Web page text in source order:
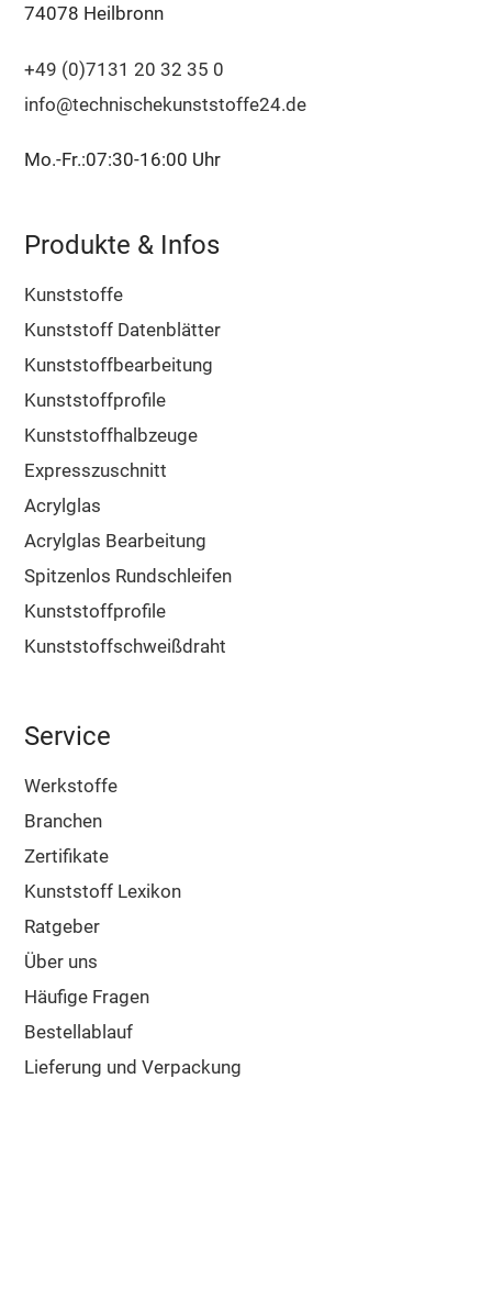
74078 Heilbronn
+49 (0)7131 20 32 35 0
info@technischekunststoffe24.de
Mo.-Fr.:07:30-16:00 Uhr
Produkte & Infos
Kunststoffe
Kunststoff Datenblätter
Kunststoffbearbeitung
Kunststoffprofile
Kunststoffhalbzeuge
Expresszuschnitt
Acrylglas
Acrylglas Bearbeitung
Spitzenlos Rundschleifen
Kunststoffprofile
Kunststoffschweißdraht
Service
Werkstoffe
Branchen
Zertifikate
Kunststoff Lexikon
Ratgeber
Über uns
Häufige Fragen
Bestellablauf
Lieferung und Verpackung